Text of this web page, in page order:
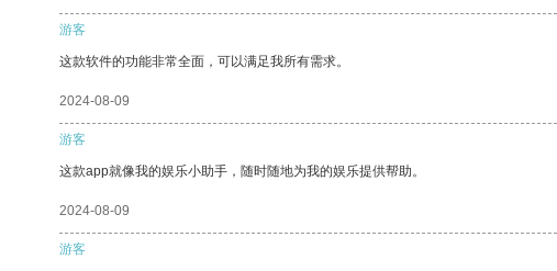
游客
这款软件的功能非常全面，可以满足我所有需求。
2024-08-09
游客
这款app就像我的娱乐小助手，随时随地为我的娱乐提供帮助。
2024-08-09
游客